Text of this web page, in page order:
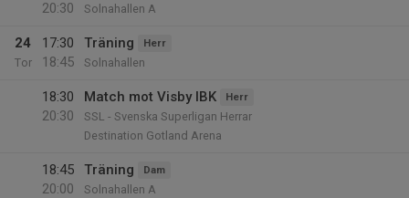
20:30
Solnahallen A
24
Tor
17:30
18:45
Träning Herr
Solnahallen
18:30
20:30
Match mot Visby IBK Herr
SSL - Svenska Superligan Herrar
Destination Gotland Arena
18:45
20:00
Träning Dam
Solnahallen A